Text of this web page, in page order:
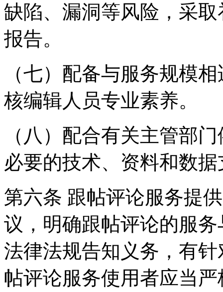
缺陷、漏洞等风险，采
报告。
（七）配备与服务规模
核编辑人员专业素养。
（八）配合有关主管部
必要的技术、资料和数
第六条 跟帖评论服务提
议，明确跟帖评论的服
法律法规告知义务，有
帖评论服务使用者应当